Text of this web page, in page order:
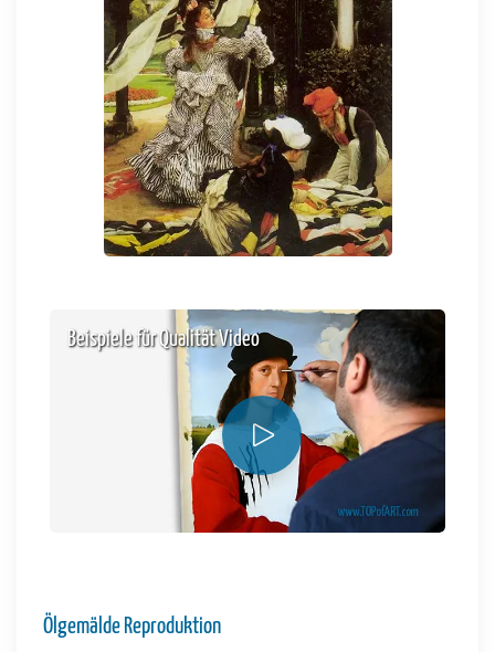
Beispiele für Qualität Video
Ölgemälde Reproduktion